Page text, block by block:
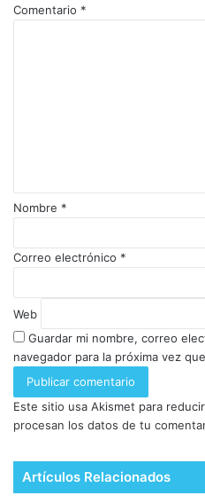
Comentario *
Nombre *
Correo electrónico *
Web
Guardar mi nombre, correo
navegador para la próxima vez
Este sitio usa Akismet para
procesan los datos de tu
Artículos Relacionados